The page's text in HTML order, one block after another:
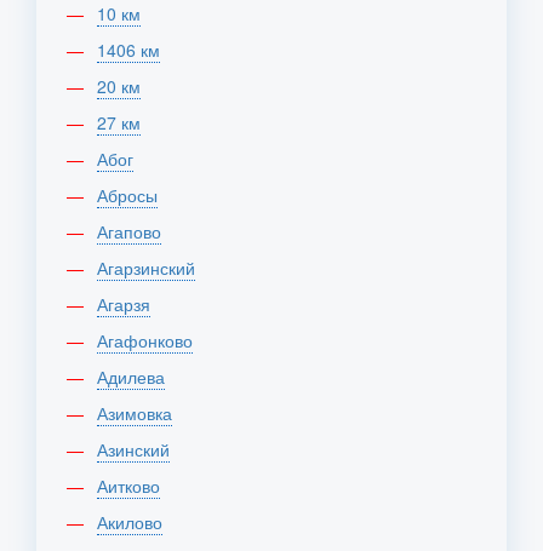
10 км
1406 км
20 км
27 км
Абог
Абросы
Агапово
Агарзинский
Агарзя
Агафонково
Адилева
Азимовка
Азинский
Аитково
Акилово